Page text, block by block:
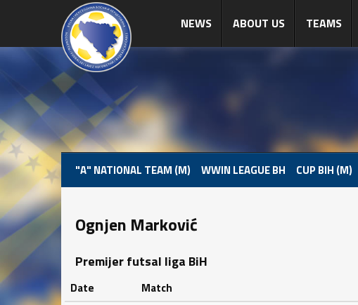
NEWS ABOUT US TEAMS
"A" NATIONAL TEAM (M) WWIN LEAGUE BH CUP BIH (M)
Ognjen Marković
Premijer futsal liga BiH
Date Match